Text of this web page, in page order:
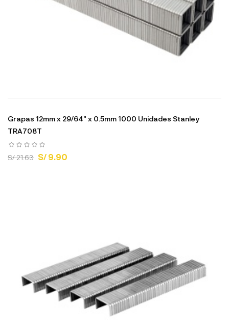
Grapas 12mm x 29/64" x 0.5mm 1000 Unidades Stanley
TRA708T
S/ 21.63 S/ 9.90